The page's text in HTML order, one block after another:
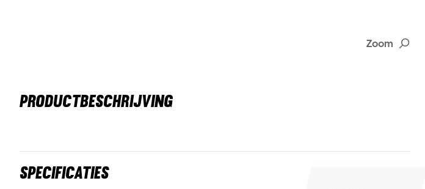
Zoom
PRODUCTBESCHRIJVING
Specificaties